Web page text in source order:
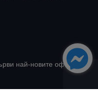
най-новите оферти